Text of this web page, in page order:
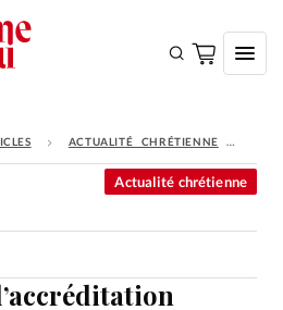
S'ABONNERACTUALITÉ CHRÉTIENNE
Actualité chrétienne